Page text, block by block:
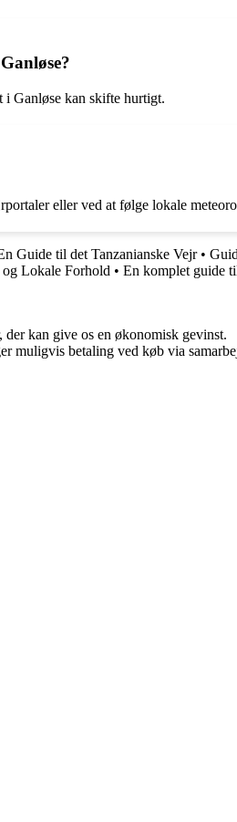
i Ganløse kan skifte hurtigt.
eller ved at følge lokale
Guide til det Tanzanianske Vejr•
Lokale Forhold • En komplet guide
kan give os en økonomisk gevinst.
betaling ved køb via